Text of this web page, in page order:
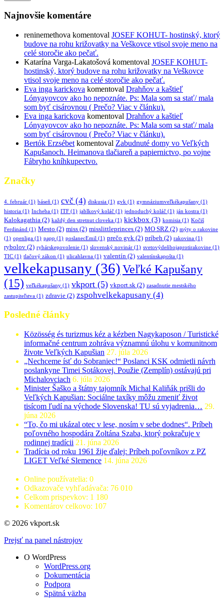
Najnovšie komentáre
reninemethova komentoval JOSEF KOHUT- hostinský, ktorý
budove na rohu križovatky na Veškovce vtisol svoje meno na
celé storočie ako pečať.
Katarína Varga-Lakatošová komentoval JOSEF KOHUT-
hostinský, ktorý budove na rohu križovatky na Veškovce
vtisol svoje meno na celé storočie ako pečať.
Eva inga karickova komentoval Drahňov a kaštieľ
Lónyayovcov ako ho nepoznáte. Ps: Mala som sa stať/ mala
som byť cisárovnou ( Prečo? Viac v článku).
Eva inga karickova komentoval Drahňov a kaštieľ
Lónyayovcov ako ho nepoznáte. Ps: Mala som sa stať/ mala
som byť cisárovnou ( Prečo? Viac v článku).
Bertók Erzsébet komentoval Zabudnuté domy vo Veľkých
Kapušanoch. Heimanova tlačiareň a papiernictvo, po vojne
Fábryho kníhkupectvo.
Značky
4. február (1) báseň (1) cvč (4) diskusia (1) gvk (1) gymnáziumveľkékapušany (1)
historia (1) Incheba (1) ITF (1) jablkový koláč (1) jednoduchý koláč (1) ján kostra (1)
Kalokagathia (2) každý den stretnut cloveka (1) kickbox (3) komisia (1) Kočiš
Ferdinánd (1) Mesto (2) miss (2) misslittleprinces (2) MO SRZ (2) mýty o rakovine
(1) openliga (1) papp (1) poslanecEmil (1) prečo gvk (2) príbeh (2) rakovina (1)
rybolov (2) rybárskepovolenie (1) slovenský novinár (1) svetovýdeňbojaprotirakovine (1)
TIC (1) tlačový zákon (1) ulicahlavna (1) valentín (2) valentínskapošta (1)
velkekapusany (36)Veľké Kapušany
(15) veľkékapušany (1) vkport (5) vkport.sk (2) zasadnutie mestského
zastupiteľstva (1) zdravie (2) zspohvelkekapusany (4)
Posledné články
Közösség és turizmus kéz a kézben Nagykaposon / Turistické
informačné centrum zohráva významnú úlohu v komunitnom
živote Veľkých Kapušian 27. júla 2026
„Nechceme ísť do Sobraniec!“ Poslanci KSK odmietli návrh
poslankyne Timei Sotákovej. Použie (Zemplín) ostávajú pri
Michalovciach 6. júla 2026
Minister Šaško a štátny tajomník Michal Kaliňák prišli do
Veľkých Kapušian: Sociálne taxíky môžu zmeniť život
tisícom ľudí na východe Slovenska! TU sú vyjadrenia… 29.
júna 2026
“To, čo mi ukázal otec v lese, nosím v sebe dodnes“. Príbeh
poľovného hospodára Zoltána Szaba, ktorý pokračuje v
rodinnej tradícii 21. júna 2026
Tradícia od roku 1961 žije ďalej: Príbeh poľovníkov z PZ
LIGET Veľké Slemence 14. júna 2026
Online používatelia: 0
Odkazovače vyhľadávača: 76 010
Celkom prispevkov: 1 180
Komentárov celkovo: 107
© 2026 vkport.sk
Prejsť na panel nástrojov
O WordPress
WordPress.org
Dokumentácia
Podpora
Spätná väzba